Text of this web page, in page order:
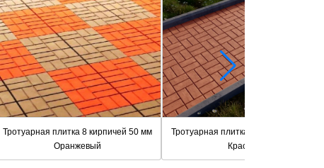
Тротуарная плитка 8 кирпичей 50 мм
Оранжевый
Тротуарная плитка 8 кирпичей 50 мм
Красный